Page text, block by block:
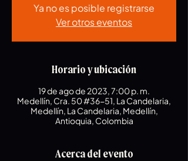
Ya no es posible registrarse
Ver otros eventos
Horario y ubicación
19 de ago de 2023, 7:00 p. m.
Medellín, Cra. 50 #36-51, La Candelaria,
Medellín, La Candelaria, Medellín,
Antioquia, Colombia
Acerca del evento